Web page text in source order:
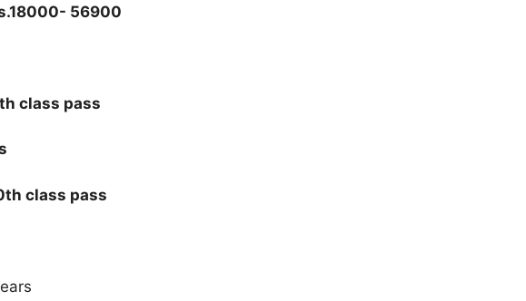
56900
class pass
class pass